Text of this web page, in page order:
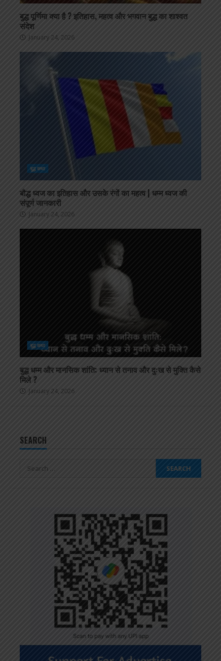
बुद्ध पूर्णिमा क्या है ? इतिहास, महत्व और भगवान बुद्ध का शाश्वत
संदेश
January 24, 2026
बुद्ध कथा
बौद्ध ध्वज का इतिहास और उसके रंगों का महत्व | धम्म ध्वज की
संपूर्ण जानकारी
January 24, 2026
बुद्ध कथा
बुद्ध धम्म और मानसिक शांति: ध्यान से तनाव और दुःख से मुक्ति कैसे
मिले ?
January 24, 2026
SEARCH
Search